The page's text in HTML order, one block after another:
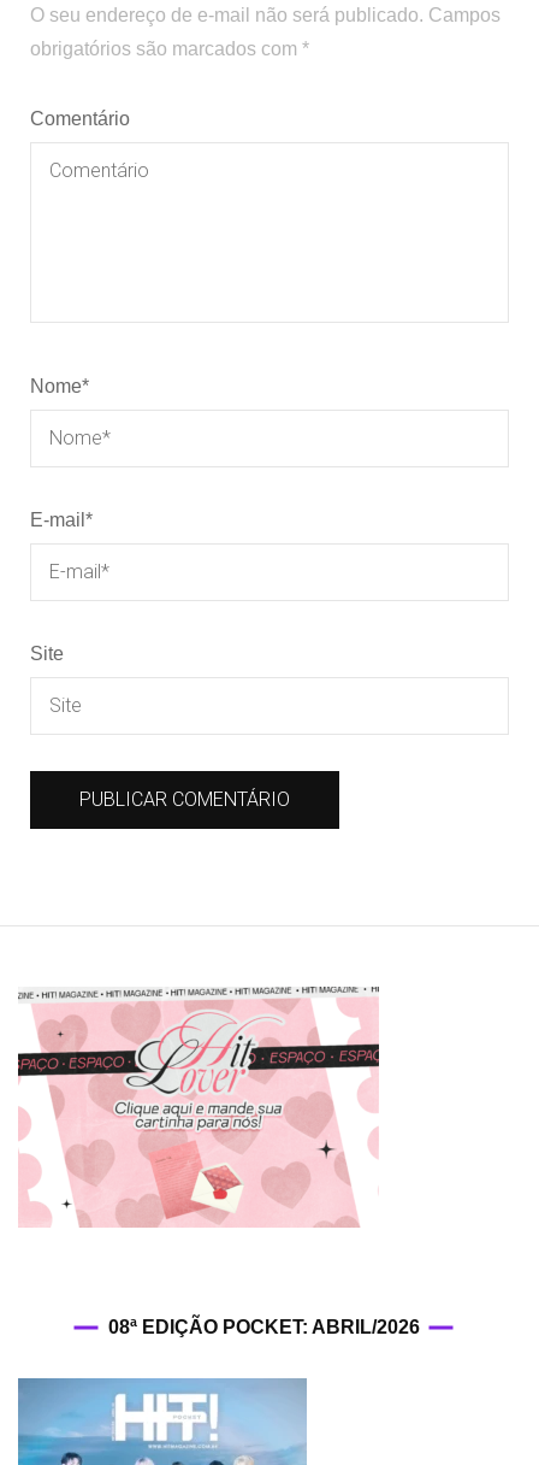
O seu endereço de e-mail não será publicado. Campos
obrigatórios são marcados com *
Comentário
Nome*
E-mail *
Site
08ª EDIÇÃO POCKET: ABRIL/2026